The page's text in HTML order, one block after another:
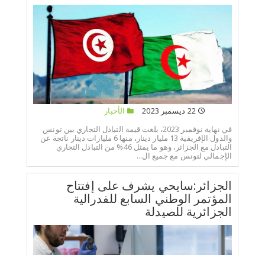
22 ديسمبر 2023
الأخبار
في نهاية نوفمبر 2023، بلغت قيمة التبادل التجاري بين تونس
والدول الإفريقية 13 مليار دينار، منها 6 مليارات دينار ناتجة عن
التبادل مع الجزائر، وهو ما يمثل 46% من التبادل التجاري
الإجمالي لتونس مع جميع ال...
الجزائر:سايحي يشرف على إفتتاح
المؤتمر الوطني السابع للفدرالية
الجزائرية للصيدلة